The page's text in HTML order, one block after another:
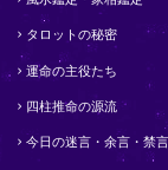
タロットの秘密
運命の主役たち
四柱推命の源流
今日の迷言・余言・禁言